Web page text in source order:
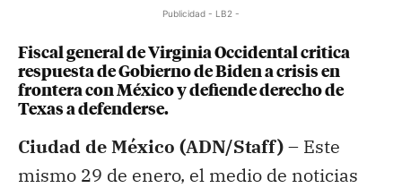
Publicidad - LB2 -
Fiscal general de Virginia Occidental critica
respuesta de Gobierno de Biden a crisis en
frontera con México y defiende derecho de
Texas a defenderse.
Ciudad de México (ADN/Staff) – Este
mismo 29 de enero, el medio de noticias